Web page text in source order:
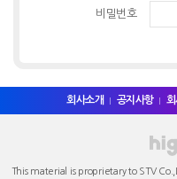
비밀번호
회사소개 공지사항 회
This material is proprietary to STV